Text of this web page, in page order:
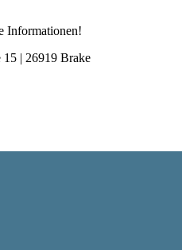
Informationen!
15 | 26919 Brake